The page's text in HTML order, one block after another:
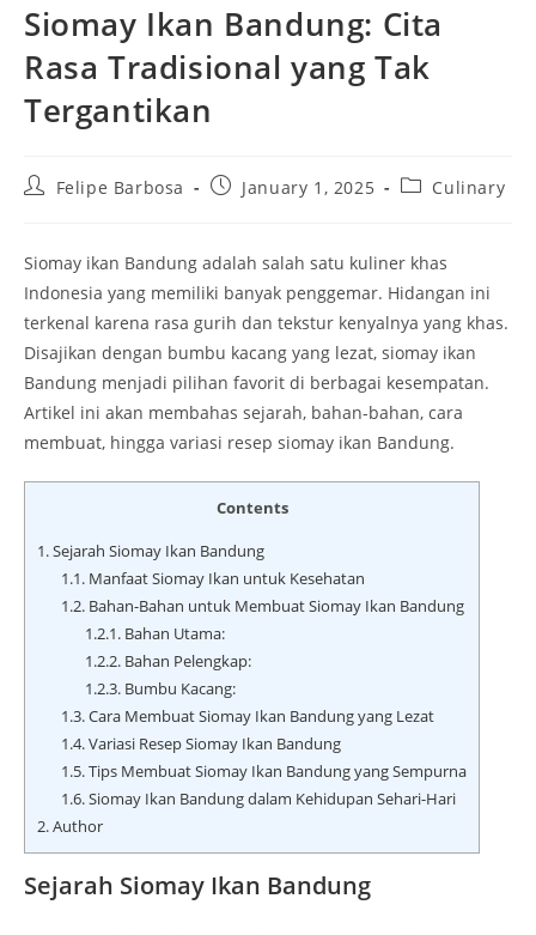
Siomay Ikan Bandung: Cita
Rasa Tradisional yang Tak
Tergantikan
PostFelipe Barbosa
PostJanuary 1, 2025
PostCulinary
Siomay ikan Bandung adalah salah satu kuliner khas
Indonesia yang memiliki banyak penggemar. Hidangan ini
terkenal karena rasa gurih dan tekstur kenyalnya yang khas.
Disajikan dengan bumbu kacang yang lezat, siomay ikan
Bandung menjadi pilihan favorit di berbagai kesempatan.
Artikel ini akan membahas sejarah, bahan-bahan, cara
membuat, hingga variasi resep siomay ikan Bandung.
Contents
1.Sejarah Siomay Ikan Bandung
1.1.Manfaat Siomay Ikan untuk Kesehatan
1.2.Bahan-Bahan untuk Membuat Siomay Ikan Bandung
1.2.1.Bahan Utama:
1.2.2.Bahan Pelengkap:
1.2.3.Bumbu Kacang:
1.3.Cara Membuat Siomay Ikan Bandung yang Lezat
1.4.Variasi Resep Siomay Ikan Bandung
1.5.Tips Membuat Siomay Ikan Bandung yang Sempurna
1.6.Siomay Ikan Bandung dalam Kehidupan Sehari-Hari
2.Author
Sejarah Siomay Ikan Bandung